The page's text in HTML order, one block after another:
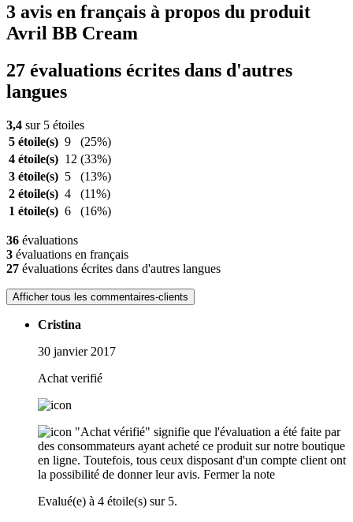
3 avis en français à propos du produit
Avril BB Cream
27 évaluations écrites dans d'autres
langues
3,4 sur 5 étoiles
5 étoile(s) 9
(25%)
4 étoile(s) 12 (33%)
3 étoile(s) 5
(13%)
2 étoile(s) 4
(11%)
1 étoile(s) 6 (16%)
36 évaluations
3 évaluations en français
27 évaluations écrites dans d'autres langues
Afficher tous les commentaires-clients
Cristina
30 janvier 2017
Achat verifié
"Achat vérifié" signifie que l'évaluation a été faite par
des consommateurs ayant acheté ce produit sur notre boutique
en ligne. Toutefois, tous ceux disposant d'un compte client ont
la possibilité de donner leur avis. Fermer la note
Evalué(e) à 4 étoile(s) sur 5.